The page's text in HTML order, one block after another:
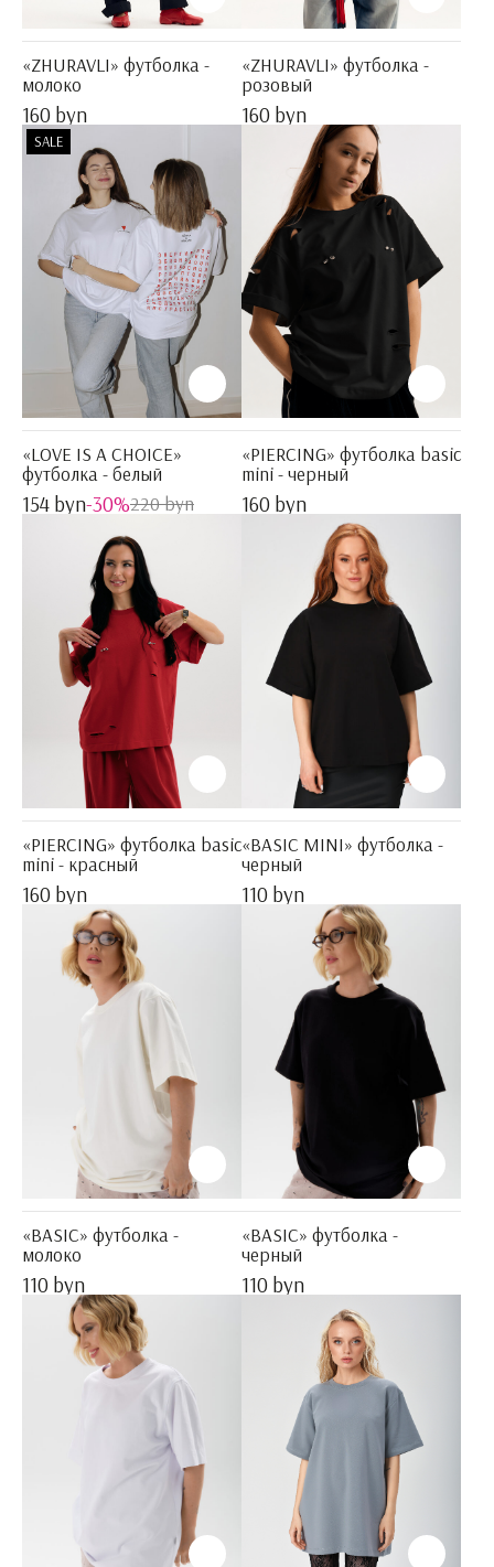
«ZHURAVLI» футболка -
молоко
160 byn
«ZHURAVLI» футболка -
розовый
160 byn
SALE
«LOVE IS A CHOICE»
футболка - белый
154 byn-30%220 byn
«PIERCING» футболка basic
mini - черный
160 byn
«PIERCING» футболка basic
mini - красный
160 byn
«BASIC MINI» футболка -
черный
110 byn
«BASIC» футболка -
молоко
110 byn
«BASIC» футболка -
черный
110 byn